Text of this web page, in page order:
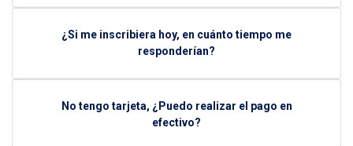
¿Si me inscribiera hoy, en cuánto tiempo me
responderían?
No tengo tarjeta, ¿Puedo realizar el pago en
efectivo?